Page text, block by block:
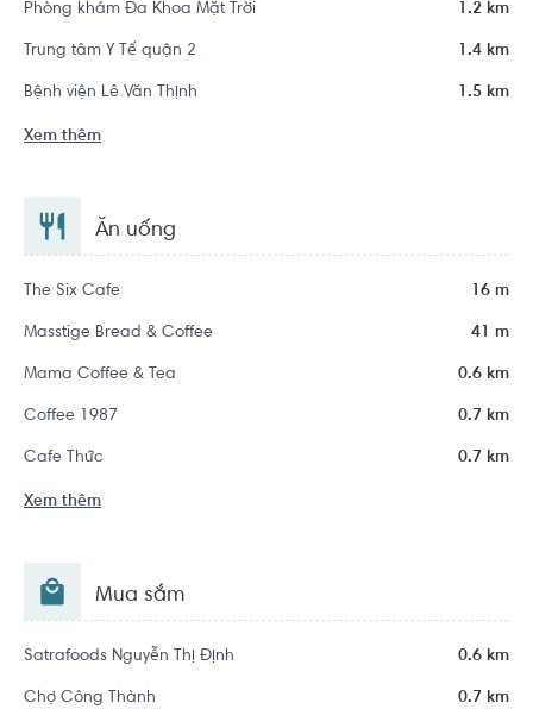
Phòng khám Đa Khoa Mặt Trời 1.2 km
Trung tâm Y Tế quận 2 1.4 km
Bệnh viện Lê Văn Thịnh 1.5 km
Xem thêm
Ăn uống
The Six Cafe 16 m
Masstige Bread & Coffee 41 m
Mama Coffee & Tea 0.6 km
Coffee 1987 0.7 km
Cafe Thức 0.7 km
Xem thêm
Mua sắm
Satrafoods Nguyễn Thị Định 0.6 km
Chợ Công Thành 0.7 km